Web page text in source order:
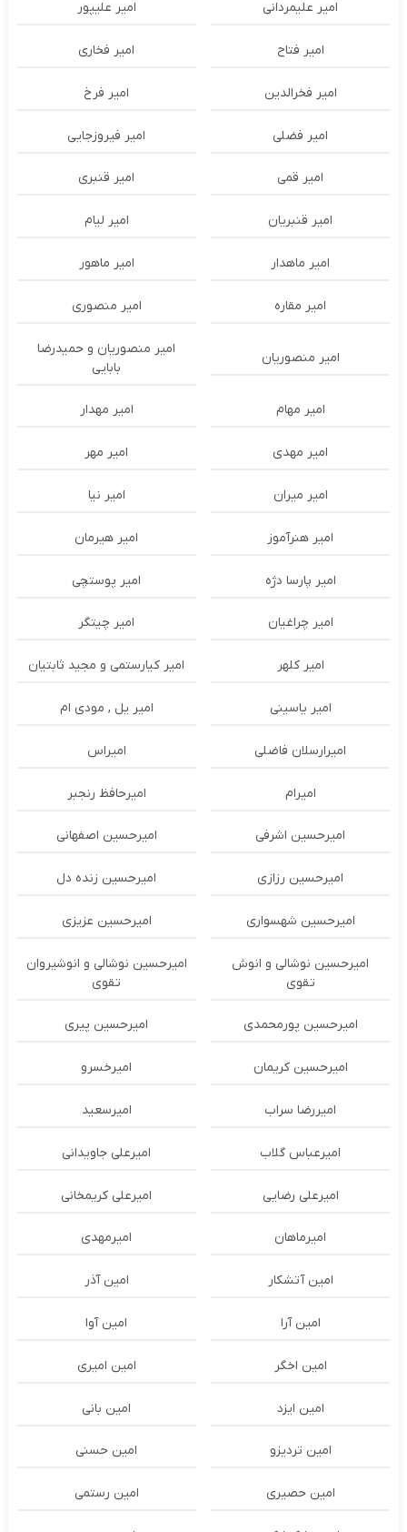
امیر علیمردانی امیر علیپور
امیر فتاح امیر فخاری
امیر فخرالدین امیر فرخ
امیر فضلی امیر فیروزجایی
امیر قمی امیر قنبری
امیر قنبریان امیر لیام
امیر ماهدار امیر ماهور
امیر مقاره امیر منصوری
امیر منصوریان
امیر منصوریان و حمیدرضا
بابایی
امیر مهام امیر مهدار
امیر مهدی امیر مهر
امیر میران امیر نیا
امیر هنرآموز امیر هیرمان
امیر پارسا دژه امیر پوستچی
امیر چراغیان امیر چیتگر
امیر کلهر امیر کیارستمی و مجید ثابتیان
امیر یاسینی امیر یل , مودی ام
امیرارسلان فاضلی امیراس
امیرام امیرحافظ رنجبر
امیرحسین اشرفی امیرحسین اصفهانی
امیرحسین رزازی امیرحسین زنده دل
امیرحسین شهسواری امیرحسین عزیزی
امیرحسین نوشالی و انوش
تقوی
امیرحسین نوشالی و انوشیروان
تقوی
امیرحسین پورمحمدی امیرحسین پیری
امیرحسین کریمان امیرخسرو
امیررضا سراب امیرسعید
امیرعباس گلاب امیرعلی جاویدانی
امیرعلی رضایی امیرعلی کریمخانی
امیرماهان امیرمهدی
امین آتشکار امین آذر
امین آرا امین آوا
امین اخگر امین امیری
امین ایزد امین بانی
امین تردیزو امین حسنی
امین حصیری امین رستمی